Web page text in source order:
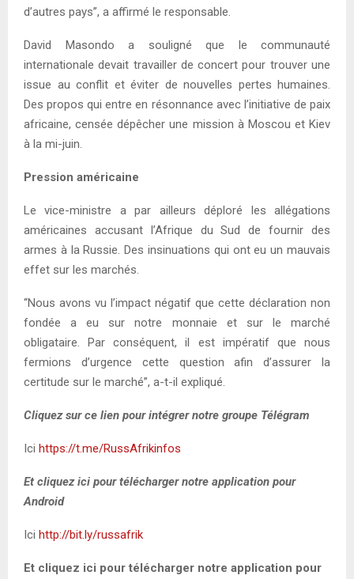
d’autres pays”, a affirmé le responsable.
David Masondo a souligné que le communauté
internationale devait travailler de concert pour trouver une
issue au conflit et éviter de nouvelles pertes humaines.
Des propos qui entre en résonnance avec l’initiative de paix
africaine, censée dépêcher une mission à Moscou et Kiev
à la mi-juin.
Pression américaine
Le vice-ministre a par ailleurs déploré les allégations
américaines accusant l’Afrique du Sud de fournir des
armes à la Russie. Des insinuations qui ont eu un mauvais
effet sur les marchés.
“Nous avons vu l’impact négatif que cette déclaration non
fondée a eu sur notre monnaie et sur le marché
obligataire. Par conséquent, il est impératif que nous
fermions d’urgence cette question afin d’assurer la
certitude sur le marché”, a-t-il expliqué.
Cliquez sur ce lien pour intégrer notre groupe Télégram
Ici https://t.me/RussAfrikinfos
Et cliquez ici pour télécharger notre application pour
Android
Ici http://bit.ly/russafrik
Et cliquez ici pour télécharger notre application pour